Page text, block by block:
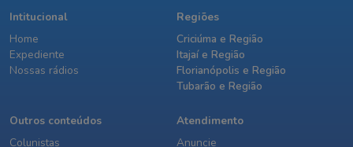
Intitucional
Home
Expediente
Nossas rádios
Regiões
Criciúma e Região
Itajaí e Região
Florianópolis e Região
Tubarão e Região
Outros conteúdos
Colunistas
Atendimento
Anuncie